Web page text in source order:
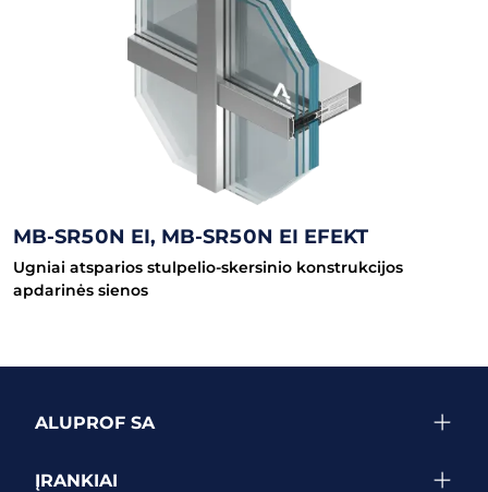
MB-SR50N EI, MB-SR50N EI EFEKT
Ugniai atsparios stulpelio-skersinio konstrukcijos
apdarinės sienos
ALUPROF SA
ĮRANKIAI